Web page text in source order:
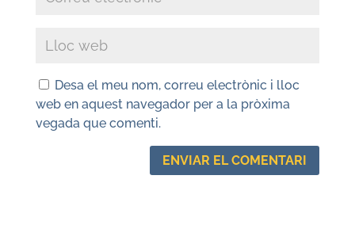
Desa el meu nom, correu electrònic i lloc
web en aquest navegador per a la pròxima
vegada que comenti.